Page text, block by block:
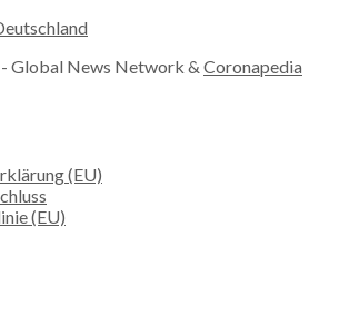
- Global News Network & Coronapedia
(EU)
(EU)